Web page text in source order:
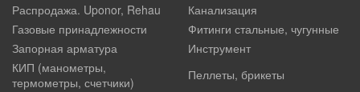
Распродажа. Uponor, Rehau
Канализация
Газовые принадлежности
Фитинги стальные, чугунные
Запорная арматура
Инструмент
КИП (манометры,
термометры, счетчики)
Пеллеты, брикеты